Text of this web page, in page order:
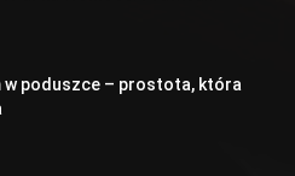
w poduszce – prostota, która